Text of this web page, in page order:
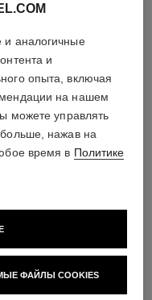
Вуаль
116997
информацию
и аналогичные
и
опыта, включая
на нашем
можете управлять
нажав на
время в Политике
ФАЙЛЫ COOKIES